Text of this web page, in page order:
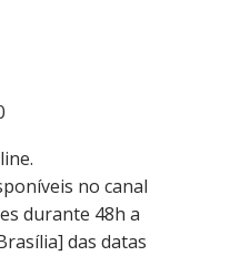
no canal
durante 48h a
das datas